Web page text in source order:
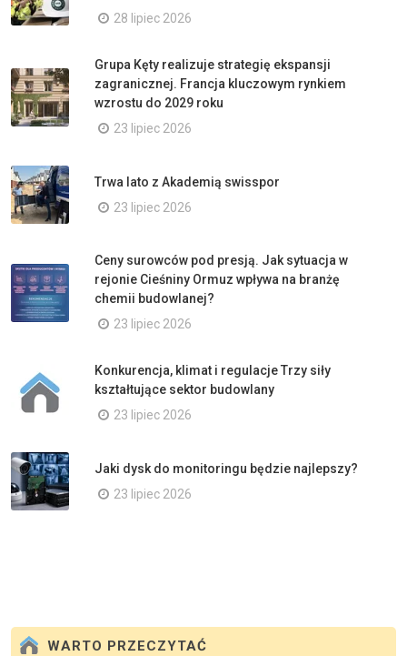
28 lipiec 2026
Grupa Kęty realizuje strategię ekspansji
zagranicznej. Francja kluczowym rynkiem
wzrostu do 2029 roku
23 lipiec 2026
Trwa lato z Akademią swisspor
23 lipiec 2026
Ceny surowców pod presją. Jak sytuacja w
rejonie Cieśniny Ormuz wpływa na branżę
chemii budowlanej?
23 lipiec 2026
Konkurencja, klimat i regulacje Trzy siły
kształtujące sektor budowlany
23 lipiec 2026
Jaki dysk do monitoringu będzie najlepszy?
23 lipiec 2026
WARTO PRZECZYTAĆ